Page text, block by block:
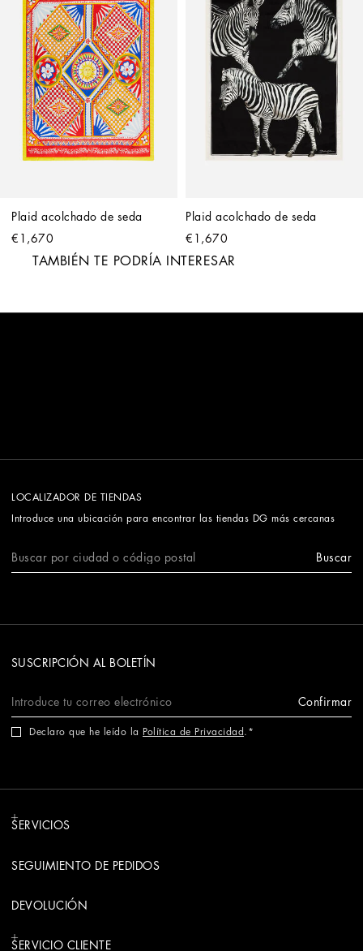
Plaid acolchado de seda
€1,670
Plaid acolchado de seda
€1,670
TAMBIÉN TE PODRÍA INTERESAR
LOCALIZADOR DE TIENDAS
Introduce una ubicación para encontrar las tiendas DG más cercanas
Buscar
SUSCRIPCIÓN AL BOLETÍN
Confirmar
Declaro que he leído la Política de Privacidad .
SERVICIOS
SEGUIMIENTO DE PEDIDOS
DEVOLUCIÓN
SERVICIO CLIENTE